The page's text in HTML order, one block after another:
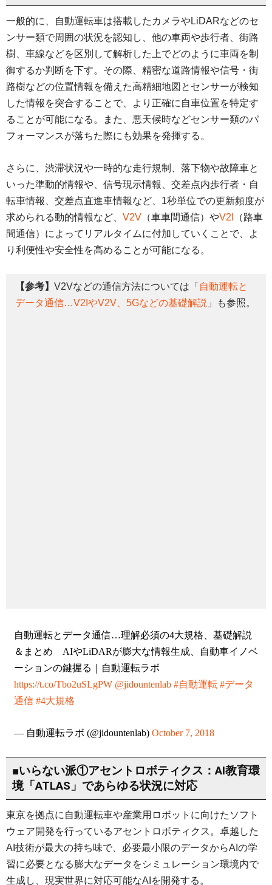
一般的に、自動運転車は搭載したカメラやLiDARなどのセ
ンサー類で周囲の状況を認知し、他の車両や歩行者、街路
樹、車線などを区別して解析した上でどのように車両を制
御するか判断を下す。その際、精密な道路情報や信号・街
路樹などの位置情報を備えた高精細地図とセンサーが検知
した情報を突合することで、より正確に自車位置を特定す
ることが可能になる。また、悪天候時などセンサー類のパ
フォーマンスが落ちた際にも効果を発揮する。
さらに、渋滞状況や一時的な走行規制、落下物や故障車と
いった準動的情報や、信号現示情報、交差点内歩行者・自
転車情報、交差点直進車情報など、1秒単位での更新頻度が
求められる動的情報など、 V2V （車車間通信）やV2I
（路車
間通信）によってリアルタイムに付加していくことで、よ
り利便性や安全性を高めることが可能になる。
【参考】 V2Vなどの通信方法については「 自動運転と
データ通信…V2IやV2V、5Gなどの基礎解説 」も参照。
自動運転とデータ通信…理解必須の4大規格、基礎解説
＆まとめ AIやLiDARが膨大な情報生成、自動車イノベ
ーションの鍵握る｜自動運転ラボ
https://t.co/Tbo2uSLgPW @jidountenlab #自動運転 #データ
通信 #4大規格
— 自動運転ラボ (@jidountenlab) October 7, 2018
■いらない派①アセントロボティクス：AI教育環
境「ATLAS」であらゆる状況に対応
東京を拠点に自動運転車や産業用ロボットに向けたソフト
ウェア開発を行っているアセントロボティクス。卓越した
AI技術が最大の持ち味で、必要最小限のデータからAIの学
習に必要となる膨大なデータをシミュレーション環境内で
生成し、現実世界に対応可能なAIを開発する。